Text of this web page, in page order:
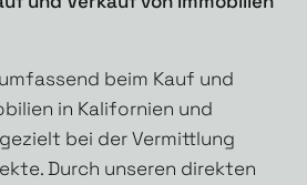
beim Kauf und
in Kalifornien und
bei der Vermittlung
Durch unseren direkten